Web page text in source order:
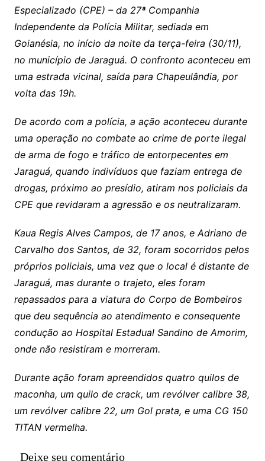
Especializado (CPE) – da 27ª Companhia
Independente da Polícia Militar, sediada em
Goianésia, no início da noite da terça-feira (30/11),
no município de Jaraguá. O confronto aconteceu em
uma estrada vicinal, saída para Chapeulândia, por
volta das 19h.
De acordo com a polícia, a ação aconteceu durante
uma operação no combate ao crime de porte ilegal
de arma de fogo e tráfico de entorpecentes em
Jaraguá, quando indivíduos que faziam entrega de
drogas, próximo ao presídio, atiram nos policiais da
CPE que revidaram a agressão e os neutralizaram.
Kaua Regis Alves Campos, de 17 anos, e Adriano de
Carvalho dos Santos, de 32, foram socorridos pelos
próprios policiais, uma vez que o local é distante de
Jaraguá, mas durante o trajeto, eles foram
repassados para a viatura do Corpo de Bombeiros
que deu sequência ao atendimento e consequente
condução ao Hospital Estadual Sandino de Amorim,
onde não resistiram e morreram.
Durante ação foram apreendidos quatro quilos de
maconha, um quilo de crack, um revólver calibre 38,
um revólver calibre 22, um Gol prata, e uma CG 150
TITAN vermelha.
Deixe seu comentário